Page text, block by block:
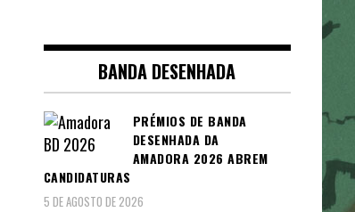
BANDA DESENHADA
PRÉMIOS DE BANDA
DESENHADA DA
AMADORA 2026 ABREM
CANDIDATURAS
5 DE AGOSTO DE 2026